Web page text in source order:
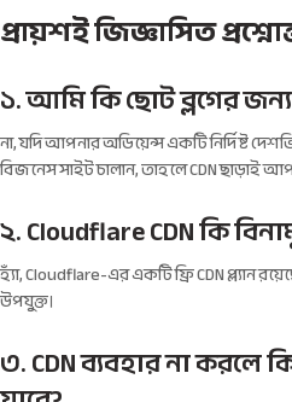
প্রায়শই জিজ্ঞাসিত
১. আমি কি ছোট ব্লগের
না, যদি আপনার অডিয়েন্স একটি নির্দিষ্ট
বিজনেস সাইট চালান, তাহলে CDN ছাড়াই
২. Cloudflare CDN কি
হ্যাঁ, Cloudflare-এর একটি ফ্রি CDN প্ল্যান
উপযুক্ত।
৩. CDN ব্যবহার না করলে